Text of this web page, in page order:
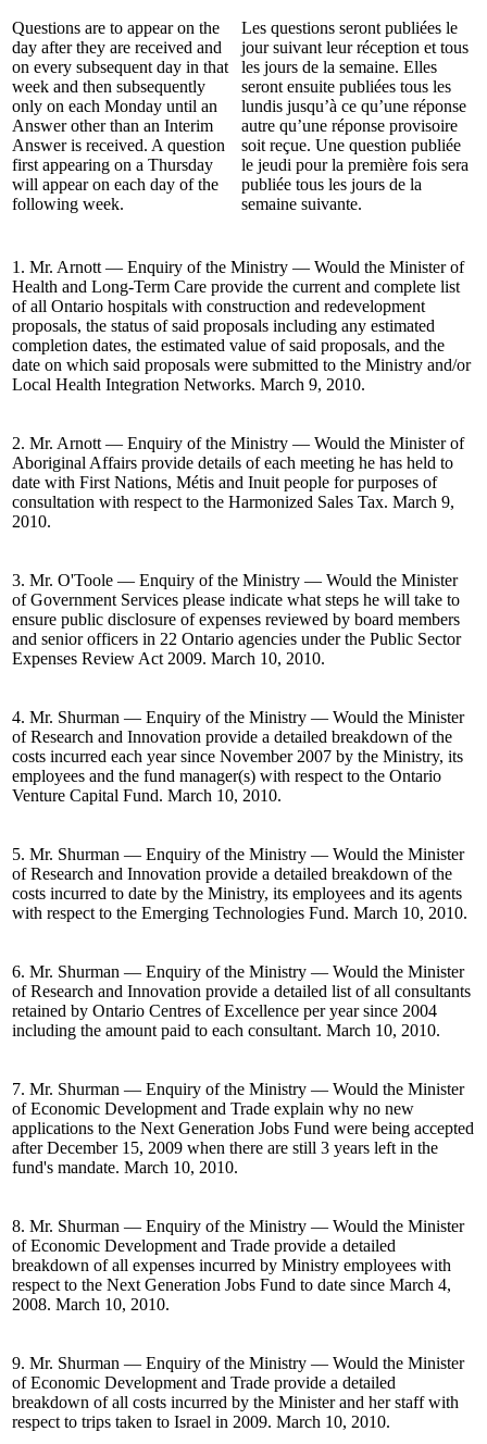
Questions are to appear on the
day after they are received and
on every subsequent day in that
week and then subsequently
only on each Monday until an
Answer other than an Interim
Answer is received. A question
first appearing on a Thursday
will appear on each day of the
following week.
Les questions seront publiées le
jour suivant leur réception et tous
les jours de la semaine. Elles
seront ensuite publiées tous les
lundis jusqu’à ce qu’une réponse
autre qu’une réponse provisoire
soit reçue. Une question publiée
le jeudi pour la première fois sera
publiée tous les jours de la
semaine suivante.
1. Mr. Arnott — Enquiry of the Ministry — Would the Minister of
Health and Long-Term Care provide the current and complete list
of all Ontario hospitals with construction and redevelopment
proposals, the status of said proposals including any estimated
completion dates, the estimated value of said proposals, and the
date on which said proposals were submitted to the Ministry and/or
Local Health Integration Networks. March 9, 2010.
2. Mr. Arnott — Enquiry of the Ministry — Would the Minister of
Aboriginal Affairs provide details of each meeting he has held to
date with First Nations, Métis and Inuit people for purposes of
consultation with respect to the Harmonized Sales Tax. March 9,
2010.
3. Mr. O'Toole — Enquiry of the Ministry — Would the Minister
of Government Services please indicate what steps he will take to
ensure public disclosure of expenses reviewed by board members
and senior officers in 22 Ontario agencies under the Public Sector
Expenses Review Act 2009. March 10, 2010.
4. Mr. Shurman — Enquiry of the Ministry — Would the Minister
of Research and Innovation provide a detailed breakdown of the
costs incurred each year since November 2007 by the Ministry, its
employees and the fund manager(s) with respect to the Ontario
Venture Capital Fund. March 10, 2010.
5. Mr. Shurman — Enquiry of the Ministry — Would the Minister
of Research and Innovation provide a detailed breakdown of the
costs incurred to date by the Ministry, its employees and its agents
with respect to the Emerging Technologies Fund. March 10, 2010.
6. Mr. Shurman — Enquiry of the Ministry — Would the Minister
of Research and Innovation provide a detailed list of all consultants
retained by Ontario Centres of Excellence per year since 2004
including the amount paid to each consultant. March 10, 2010.
7. Mr. Shurman — Enquiry of the Ministry — Would the Minister
of Economic Development and Trade explain why no new
applications to the Next Generation Jobs Fund were being accepted
after December 15, 2009 when there are still 3 years left in the
fund's mandate. March 10, 2010.
8. Mr. Shurman — Enquiry of the Ministry — Would the Minister
of Economic Development and Trade provide a detailed
breakdown of all expenses incurred by Ministry employees with
respect to the Next Generation Jobs Fund to date since March 4,
2008. March 10, 2010.
9. Mr. Shurman — Enquiry of the Ministry — Would the Minister
of Economic Development and Trade provide a detailed
breakdown of all costs incurred by the Minister and her staff with
respect to trips taken to Israel in 2009. March 10, 2010.